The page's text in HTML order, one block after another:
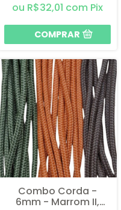
R$32,01 com Pix
Combo Corda -
6mm - Marrom II,